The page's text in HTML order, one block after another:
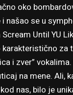
oko
našao se u
Scream Until YU
i zver”
na mene. Ali,
nas, bilo je